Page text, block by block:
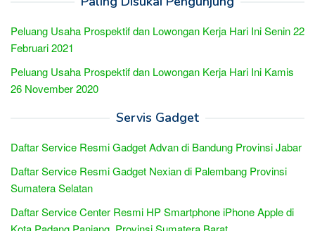
Peluang Usaha Prospektif dan Lowongan Kerja Hari Ini Senin 22
Februari 2021
Peluang Usaha Prospektif dan Lowongan Kerja Hari Ini Kamis
26 November 2020
Servis Gadget
Daftar Service Resmi Gadget Advan di Bandung Provinsi Jabar
Daftar Service Resmi Gadget Nexian di Palembang Provinsi
Sumatera Selatan
Daftar Service Center Resmi HP Smartphone iPhone Apple di